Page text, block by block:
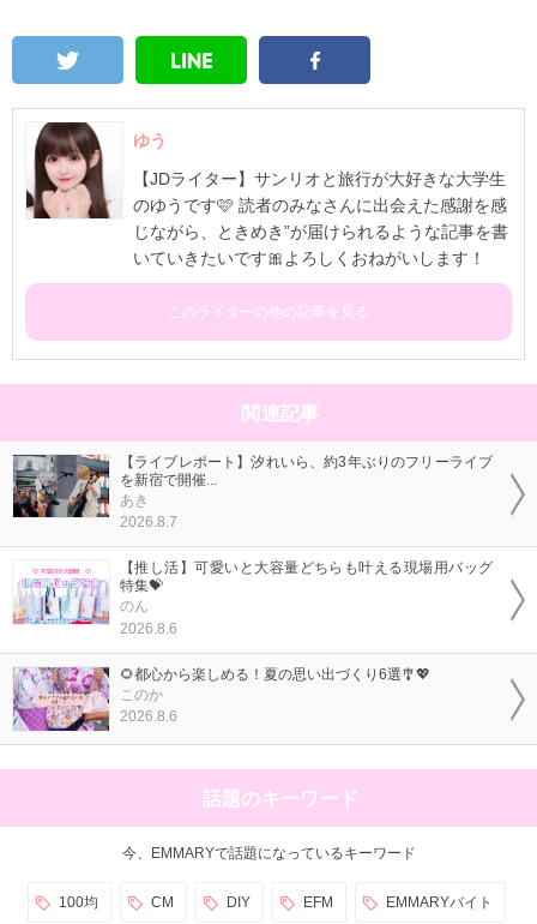
ゆう
【JDライター】サンリオと旅行が大好きな大学生
のゆうです🩷 読者のみなさんに出会えた感謝を感
じながら、ときめき”が届けられるような記事を書
いていきたいです🎀よろしくおねがいします！
このライターの他の記事を見る
関連記事
【ライブレポート】汐れいら、約3年ぶりのフリーライブ
を新宿で開催...
あき
2026.8.7
【推し活】可愛いと大容量どちらも叶える現場用バッグ
特集💝
のん
2026.8.6
🌻都心から楽しめる！夏の思い出づくり6選🎐💖
このか
2026.8.6
話題のキーワード
今、EMMARYで話題になっているキーワード
100均 CM DIY EFM EMMARYバイト